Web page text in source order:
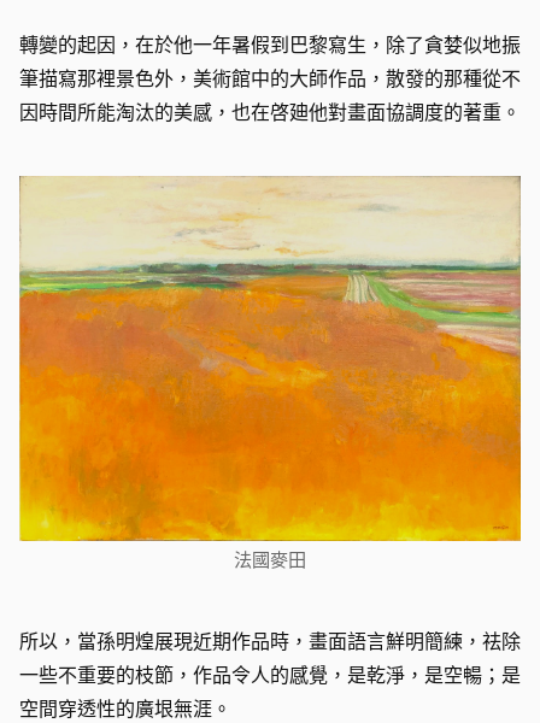
轉變的起因，在於他一年暑假到巴黎寫生，除了貪婪似地振
筆描寫那裡景色外，美術館中的大師作品，散發的那種從不
因時間所能淘汰的美感，也在啓廸他對畫面協調度的著重。
法國麥田
所以，當孫明煌展現近期作品時，畫面語言鮮明簡練，祛除
一些不重要的枝節，作品令人的感覺，是乾淨，是空暢；是
空間穿透性的廣垠無涯。